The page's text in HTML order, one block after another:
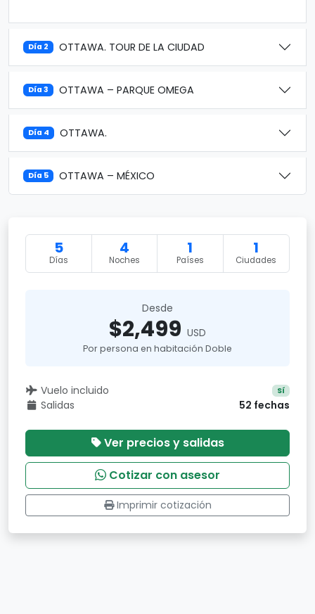
Día 2 OTTAWA. TOUR DE LA CIUDAD
Día 3 OTTAWA – PARQUE OMEGA
Día 4 OTTAWA.
Día 5 OTTAWA – MÉXICO
5
Días
4
Noches
1
Países
1
Ciudades
Desde
$2,499 USD
Por persona en habitación Doble
Vuelo incluido Sí
Salidas 52 fechas
Ver precios y salidas
Cotizar con asesor
Imprimir cotización